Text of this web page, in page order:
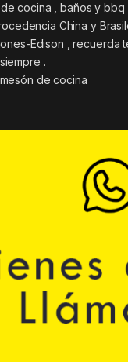
cocina , baños y
China y
Edison ,
.
de cocina